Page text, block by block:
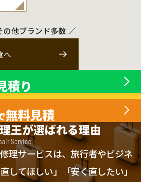
の他ブランド多数 ／
へ
積り
無料見積
王が選ばれる理由
Service
理サービスは、旅行者やビジネ
してほしい」「安く直したい」